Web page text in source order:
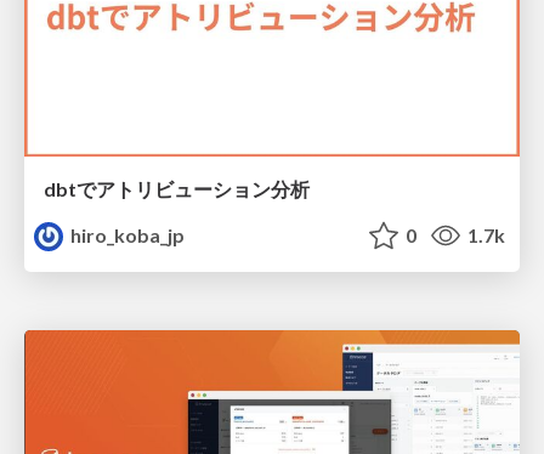
dbtでアトリビューション分析
hiro_koba_jp
0 1.7k